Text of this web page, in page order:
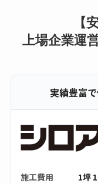
【
上場企業運
実績豊富
施工費用
1坪